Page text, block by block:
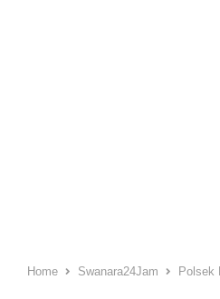
Home Swanara24Jam Polsek